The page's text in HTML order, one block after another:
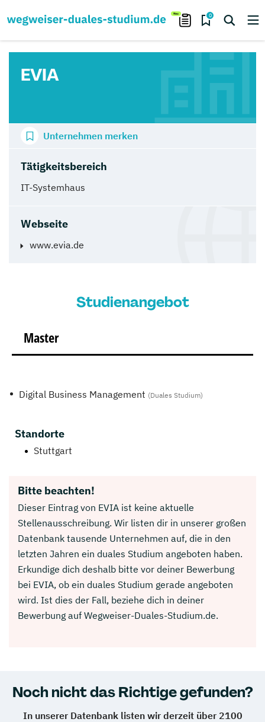
0
EVIA
Tätigkeitsbereich
IT-Systemhaus
Webseite
www.evia.de
Unternehmen merken
Studienangebot
Master
Digital Business Management (Duales Studium)
Standorte
Stuttgart
Bitte beachten!
Dieser Eintrag von EVIA ist keine aktuelle
Stellenausschreibung. Wir listen dir in unserer großen
Datenbank tausende Unternehmen auf, die in den
letzten Jahren ein duales Studium angeboten haben.
Erkundige dich deshalb bitte vor deiner Bewerbung
bei EVIA, ob ein duales Studium gerade angeboten
wird. Ist dies der Fall, beziehe dich in deiner
Bewerbung auf Wegweiser-Duales-Studium.de.
Noch nicht das Richtige gefunden?
In unserer Datenbank listen wir derzeit über 2100